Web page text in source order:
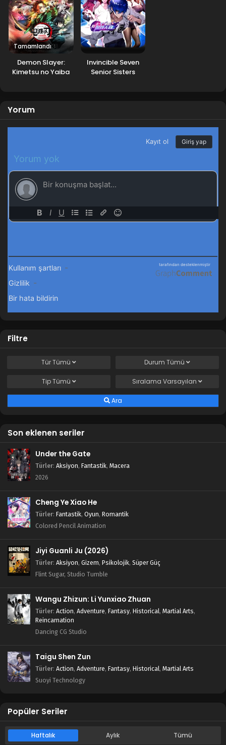
Tamamlandı
Demon Slayer:
Kimetsu no Yaiba
Invincible Seven
Senior Sisters
Yorum
Filtre
TürTümü Durum Tümü
TipTümü Sıralama Varsayılan
Ara
Son eklenen seriler
Under the Gate
Türler: Aksiyon, Fantastik, Macera
2026
Cheng Ye Xiao He
Türler: Fantastik, Oyun, Romantik
Colored Pencil Animation
Jiyi Guanli Ju (2026)
Türler: Aksiyon, Gizem, Psikolojik, Süper Güç
Flint Sugar, Studio Tumble
Wangu Zhizun: Li Yunxiao Zhuan
Türler: Action, Adventure, Fantasy, Historical, Martial Arts,
Reincarnation
Dancing CG Studio
Taigu Shen Zun
Türler: Action, Adventure, Fantasy, Historical, Martial Arts
Suoyi Technology
Popüler Seriler
Haftalık Aylık Tümü